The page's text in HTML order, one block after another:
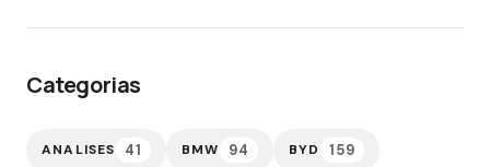
Categorias
ANALISES 41 BMW 94 BYD 159